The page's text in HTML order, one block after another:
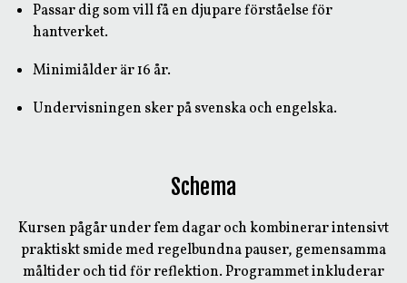
Passar dig som vill få en djupare förståelse för
hantverket.
Minimiålder är 16 år.
Undervisningen sker på svenska och engelska.
Schema
Kursen pågår under fem dagar och kombinerar intensivt
praktiskt smide med regelbundna pauser, gemensamma
måltider och tid för reflektion. Programmet inkluderar